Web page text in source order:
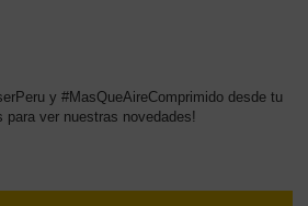
y #MasQueAireComprimido desde tu
ver nuestras novedades!